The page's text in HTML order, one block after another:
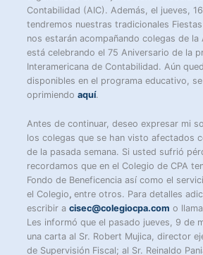
Contabilidad (AIC). Además, el jueves,
tendremos nuestras tradicionales
nos estarán acompañando colegas de la
está celebrando el 75 Aniversario de la
Interamericana de Contabilidad. Aún
disponibles en el programa educativo,
oprimiendoaquí.
Antes de continuar, deseo expresar mi
los colegas que se han visto afectados
de la pasada semana. Si usted sufrió
recordamos que en el Colegio de CPA
Fondo de Beneficencia así como el
el Colegio ,entre otros. Para detalles
escribir acisec@colegiocpa.com o
Les informó que el pasado jueves, 9 de
una carta al Sr. Robert Mujica, director
de Supervisión Fiscal; al Sr. Reinaldo